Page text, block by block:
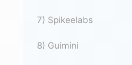
7) Spikeelabs
8) Guimini